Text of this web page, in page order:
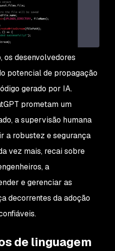
os desenvolvedores
potencial de propagação
gerado por IA.
prometam um
a supervisão humana
a robustez e segurança
vez mais, recai sobre
a
e gerenciar as
decorrentes da adoção
de linguagem